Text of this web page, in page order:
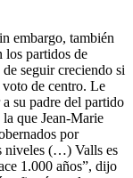
embargo, también
los partidos de
seguir creciendo si
voto de centro. Le
su padre del partido
que Jean-Marie
por
niveles (…) Valls es
1.000 años”, dijo